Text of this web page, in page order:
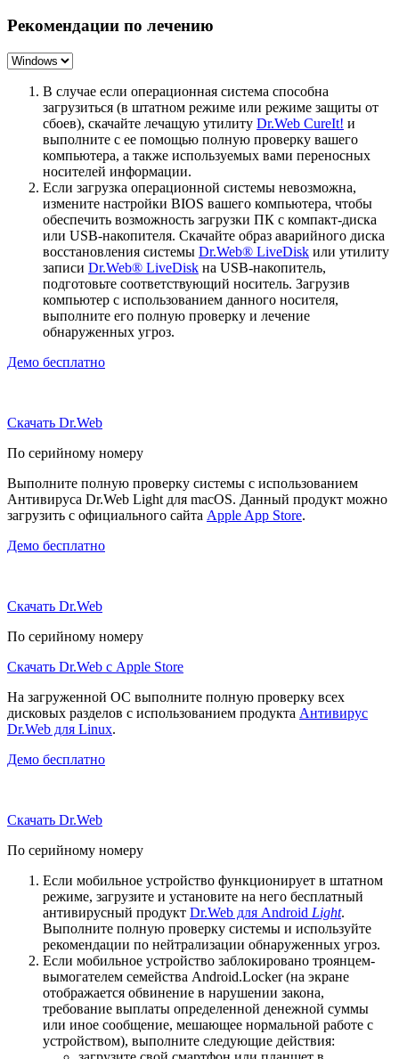
Рекомендации по лечению
В случае если операционная система способна
загрузиться (в штатном режиме или режиме защиты от
сбоев), скачайте лечащую утилиту Dr.Web CureIt! и
выполните с ее помощью полную проверку вашего
компьютера, а также используемых вами переносных
носителей информации.
Если загрузка операционной системы невозможна,
измените настройки BIOS вашего компьютера, чтобы
обеспечить возможность загрузки ПК с компакт-диска
или USB-накопителя. Скачайте образ аварийного диска
восстановления системы Dr.Web® LiveDisk или утилиту
записи Dr.Web® LiveDisk на USB-накопитель,
подготовьте соответствующий носитель. Загрузив
компьютер с использованием данного носителя,
выполните его полную проверку и лечение
обнаруженных угроз.
Демо бесплатно
Скачать Dr.Web
По серийному номеру
Выполните полную проверку системы с использованием
Антивируса Dr.Web Light для macOS. Данный продукт можно
загрузить с официального сайта Apple App Store.
Демо бесплатно
Скачать Dr.Web
По серийному номеру
Скачать Dr.Web с Apple Store
На загруженной ОС выполните полную проверку всех
дисковых разделов с использованием продукта Антивирус
Dr.Web для Linux.
Демо бесплатно
Скачать Dr.Web
По серийному номеру
Если мобильное устройство функционирует в штатном
режиме, загрузите и установите на него бесплатный
антивирусный продукт Dr.Web для Android Light.
Выполните полную проверку системы и используйте
рекомендации по нейтрализации обнаруженных угроз.
Если мобильное устройство заблокировано троянцем-
вымогателем семейства Android.Locker (на экране
отображается обвинение в нарушении закона,
требование выплаты определенной денежной суммы
или иное сообщение, мешающее нормальной работе с
устройством), выполните следующие действия: